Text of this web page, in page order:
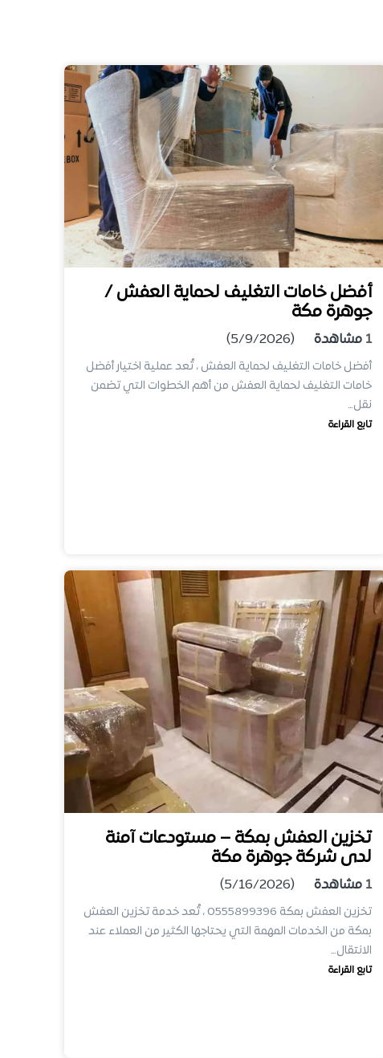
أفضل خامات التغليف لحماية العفش /
جوهرة مكة
1 مشاهدة (5/9/2026)
أفضل خامات التغليف لحماية العفش ، تُعد عملية اختيار أفضل
خامات التغليف لحماية العفش من أهم الخطوات التي تضمن
نقل…
تابع القراءة
تخزين العفش بمكة – مستودعات آمنة
لدى شركة جوهرة مكة
1 مشاهدة (5/16/2026)
تخزين العفش بمكة 0555899396 ، تُعد خدمة تخزين العفش
بمكة من الخدمات المهمة التي يحتاجها الكثير من العملاء عند
الانتقال…
تابع القراءة